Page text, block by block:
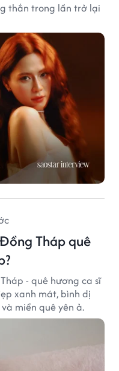
thắn trong lần trở lại
Tháp quê
- quê hương ca sĩ
xanh mát, bình dị
miền quê yên ả.